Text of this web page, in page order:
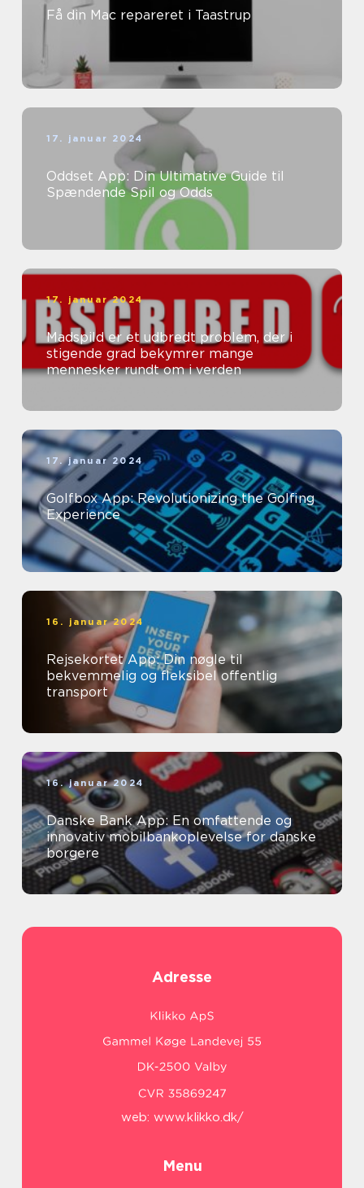
Få din Mac repareret i Taastrup
17. januar 2024
Oddset App: Din Ultimative Guide til
Spændende Spil og Odds
17. januar 2024
Madspild er et udbredt problem, der i
stigende grad bekymrer mange
mennesker rundt om i verden
17. januar 2024
Golfbox App: Revolutionizing the Golfing
Experience
16. januar 2024
Rejsekortet App: Din nøgle til
bekvemmelig og fleksibel offentlig
transport
16. januar 2024
Danske Bank App: En omfattende og
innovativ mobilbankoplevelse for danske
borgere
Adresse
web: www.klikko.dk/
Menu